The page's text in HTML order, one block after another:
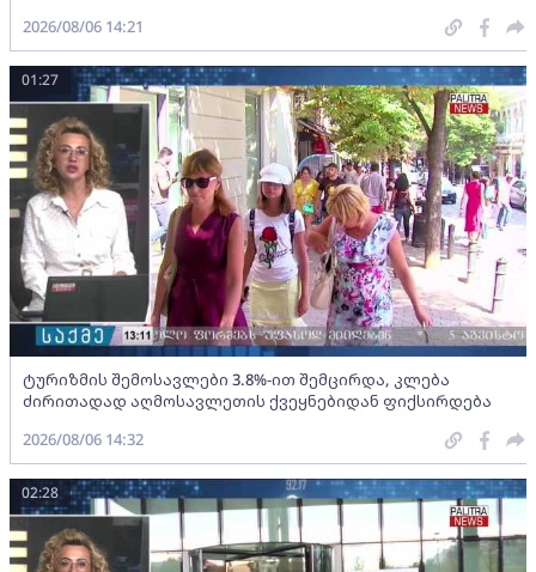
2026/08/06 14:21
ტურიზმის შემოსავლები 3.8%-ით შემცირდა, კლება
ძირითადად აღმოსავლეთის ქვეყნებიდან ფიქსირდება
01:27
2026/08/06 14:32
02:28